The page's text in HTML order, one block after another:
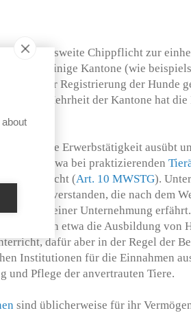
landesweite Chippflicht zur
haben einige Kantone (wie
mit der Registrierung der Hunde
Die Mehrheit der Kantone hat
gewerbliche Erwerbstätigkeit ausübt
wie dies etwa bei praktizierenden
(Art. 10 MWSTG).
verstanden, die nach dem
Ware in einer Unternehmung
etwa die Ausbildung von
dafür aber in der Regel der
Institutionen für die Einnahmen
und Pflege der anvertrauten Tiere.
sind üblicherweise für ihr